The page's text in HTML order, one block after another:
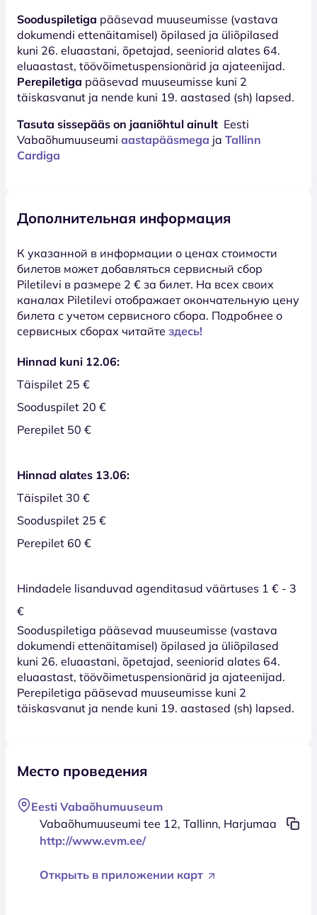
Sooduspiletiga pääsevad muuseumisse (vastava
dokumendi ettenäitamisel) õpilased ja üliõpilased
kuni 26. eluaastani, õpetajad, seeniorid alates 64.
eluaastast, töövõimetuspensionärid ja ajateenijad.
Perepiletiga pääsevad muuseumisse kuni 2
täiskasvanut ja nende kuni 19. aastased (sh) lapsed.
Tasuta sissepääs on jaaniõhtul ainult Eesti
Vabaõhumuuseumi aastapääsmega ja Tallinn
Cardiga
Дополнительная информация
К указанной в информации о ценах стоимости
билетов может добавляться сервисный сбор
Piletilevi в размере 2 € за билет. На всех своих
каналах Piletilevi отображает окончательную цену
билета с учетом сервисного сбора. Подробнее о
сервисных сборах читайте здесь!
Hinnad kuni 12.06:
Täispilet 25 €
Sooduspilet 20 €
Perepilet 50 €
Hinnad alates 13.06:
Täispilet 30 €
Sooduspilet 25 €
Perepilet 60 €
Hindadele lisanduvad agenditasud väärtuses 1 € - 3
€
Sooduspiletiga pääsevad muuseumisse (vastava
dokumendi ettenäitamisel) õpilased ja üliõpilased
kuni 26. eluaastani, õpetajad, seeniorid alates 64.
eluaastast, töövõimetuspensionärid ja ajateenijad.
Perepiletiga pääsevad muuseumisse kuni 2
täiskasvanut ja nende kuni 19. aastased (sh) lapsed.
Место проведения
Eesti Vabaõhumuuseum
Vabaõhumuuseumi tee 12, Tallinn, Harjumaa
http://www.evm.ee/
Открыть в приложении карт